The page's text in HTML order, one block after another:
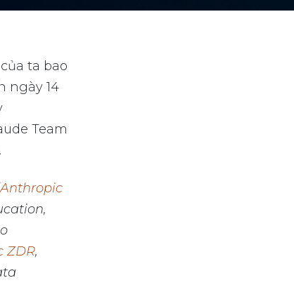
ta bao
ngày 14
Team
Anthropic
ZDR,